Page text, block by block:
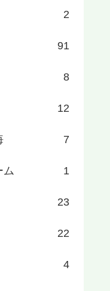
2
91
8
12
7
ム 1
23
22
4